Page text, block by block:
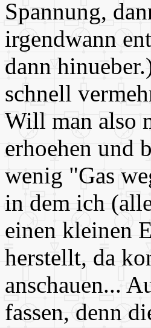
Spannung,
irgendwann
dann
schnell
Will man also
erhoehen und
wenig "Gas
in dem ich
einen kleinen
herstellt, da
anschauen...
fassen, denn